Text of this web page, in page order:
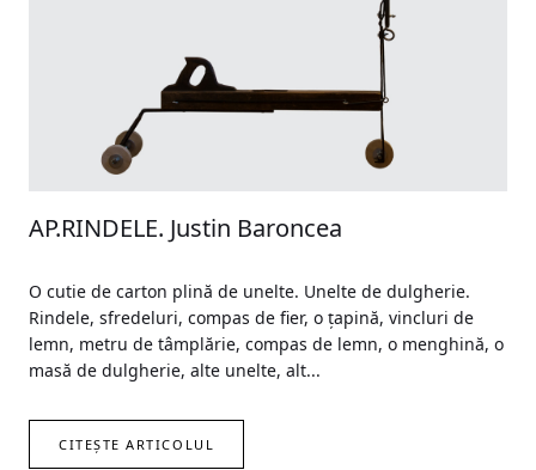
AP.RINDELE. Justin Baroncea
O cutie de carton plină de unelte. Unelte de dulgherie.
Rindele, sfredeluri, compas de fier, o țapină, vincluri de
lemn, metru de tâmplărie, compas de lemn, o menghină, o
masă de dulgherie, alte unelte, alt...
CITEȘTE ARTICOLUL